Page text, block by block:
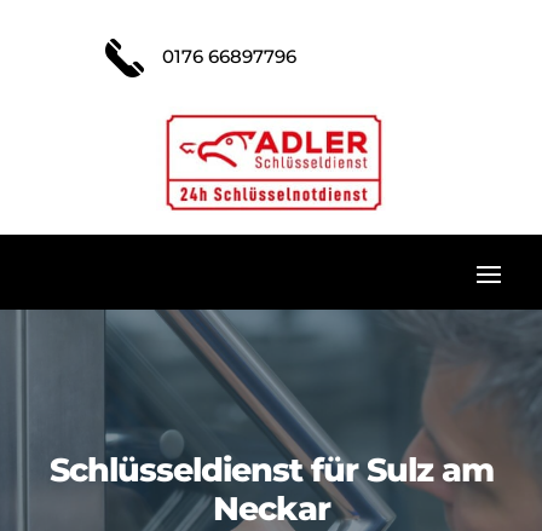
0176 66897796
Schlüsseldienst für Sulz am
Neckar